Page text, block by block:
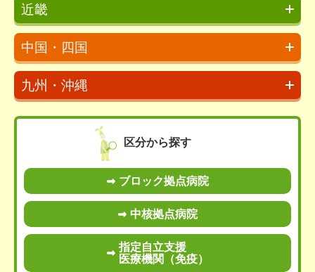
近畿
中国・四国
九州・沖縄
区分から探す
ブロック拠点病院
中核拠点病院
指定自立支援
医療機関（免疫）